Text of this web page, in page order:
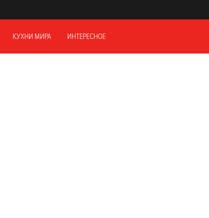
КУХНИ МИРА ИНТЕРЕСНОЕ